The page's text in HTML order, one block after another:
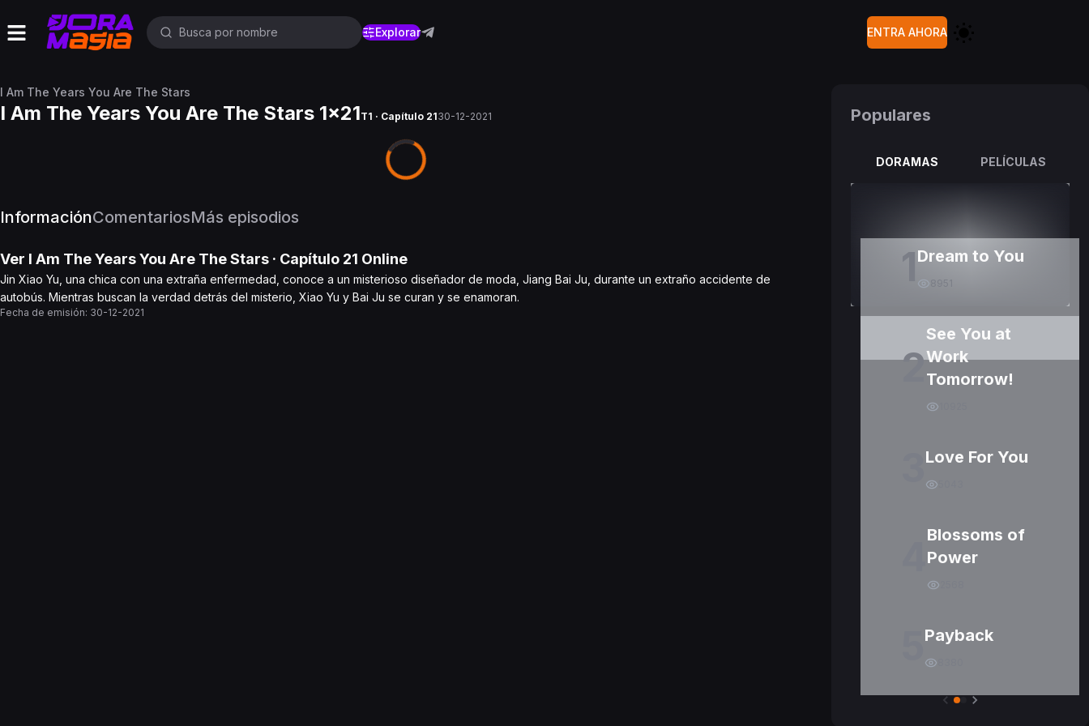
Explorar ENTRA AHORA
I Am The Years You Are The Stars
I Am The Years You Are The Stars 1x21T1 · Capítulo 2130-12-2021
InformaciónComentariosMás episodios
Ver I Am The Years You Are The Stars · Capítulo 21 Online
Jin Xiao Yu, una chica con una extraña enfermedad, conoce a un misterioso diseñador de moda, Jiang Bai Ju, durante un extraño accidente de
autobús. Mientras buscan la verdad detrás del misterio, Xiao Yu y Bai Ju se curan y se enamoran.
Fecha de emisión: 30-12-2021
Populares
DORAMAS PELÍCULAS
1Dream to You
2
See You at
Work
Tomorrow!
Love For You
Blossoms of
Power
Payback